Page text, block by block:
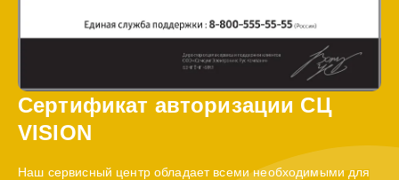
Сертификат авторизации СЦ
VISION
Наш сервисный центр обладает всеми необходимыми для